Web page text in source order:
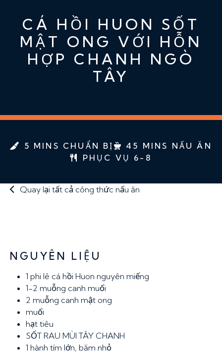
CÁ HỒI HUON SỐT
MẬT ONG VỚI HỖN
HỢP CHANH NGÒ
TÂY
5 MINS CHUẨN BỊ
45 MINS NẤU ĂN
PHỤC VỤ 6-8
Quay lại tất cả công thức nấu ăn
NGUYÊN LIỆU
1 phi lê cá hồi Huon nguyên miếng
1-2 muỗng canh muối
2 muỗng canh mật ong
muối
hạt tiêu
SỐT RAU MÙI TÂY CHANH
1 hành tím lớn, băm nhỏ